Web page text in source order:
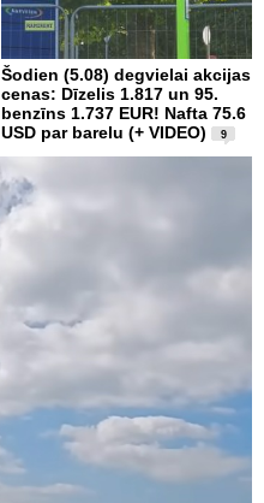
Šodien (5.08) degvielai akcijas
cenas: Dīzelis 1.817 un 95.
benzīns 1.737 EUR! Nafta 75.6
USD par barelu (+ VIDEO)
9